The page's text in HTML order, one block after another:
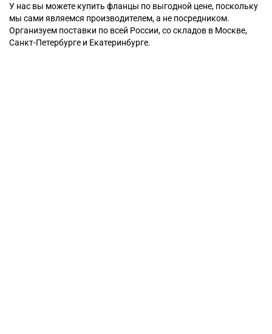
У нас вы можете купить фланцы по выгодной цене, поскольку
мы сами являемся производителем, а не посредником.
Организуем поставки по всей России, со складов в Москве,
Санкт-Петербурге и Екатеринбурге.